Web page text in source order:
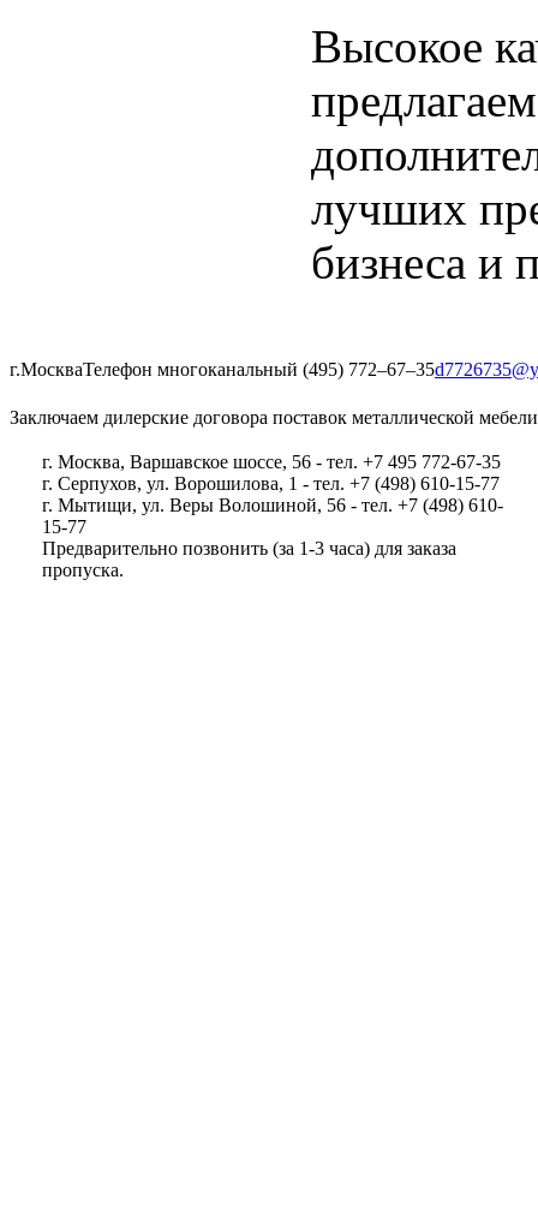
Высокое
лучших
бизнеса и
г.МоскваТелефон многоканальный (495) 772‒67‒35
Заключаем дилерские договора поставок металлической мебели
г. Москва, Варшавское шоссе, 56 - тел. +7 495 772-67-35
г. Серпухов, ул. Ворошилова, 1 - тел. +7 (498) 610-15-77
г. Мытищи, ул. Веры Волошиной, 56 - тел. +7 (498) 610-
15-77
Предварительно позвонить (за 1-3 часа) для заказа
пропуска.